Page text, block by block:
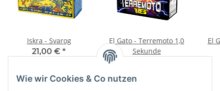
Iskra - Svarog
21,00 € *
El Gato - Terremoto 1,0
Sekunde
El
Wie wir Cookies & Co nutzen